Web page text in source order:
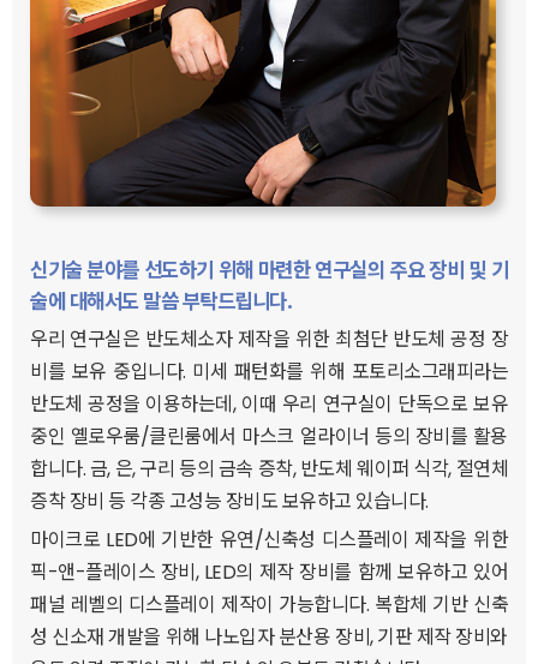
신기술 분야를 선도하기 위해 마련한 연구실의 주요 장비 및 기
술에 대해서도 말씀 부탁드립니다.
우리 연구실은 반도체소자 제작을 위한 최첨단 반도체 공정 장
비를 보유 중입니다. 미세 패턴화를 위해 포토리소그래피라는
반도체 공정을 이용하는데, 이때 우리 연구실이 단독으로 보유
중인 옐로우룸/클린룸에서 마스크 얼라이너 등의 장비를 활용
합니다. 금, 은, 구리 등의 금속 증착, 반도체 웨이퍼 식각, 절연체
증착 장비 등 각종 고성능 장비도 보유하고 있습니다.
마이크로 LED에 기반한 유연/신축성 디스플레이 제작을 위한
픽-앤-플레이스 장비, LED의 제작 장비를 함께 보유하고 있어
패널 레벨의 디스플레이 제작이 가능합니다. 복합체 기반 신축
성 신소재 개발을 위해 나노입자 분산용 장비, 기판 제작 장비와